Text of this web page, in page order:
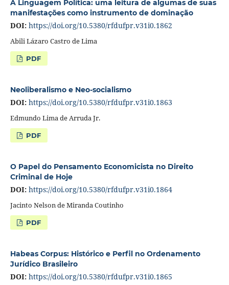
A Linguagem Política: uma leitura de algumas de suas
manifestações como instrumento de dominação
DOI: https://doi.org/10.5380/rfdufpr.v31i0.1862
Abili Lázaro Castro de Lima
PDF
Neoliberalismo e Neo-socialismo
DOI: https://doi.org/10.5380/rfdufpr.v31i0.1863
Edmundo Lima de Arruda Jr.
PDF
O Papel do Pensamento Economicista no Direito
Criminal de Hoje
DOI: https://doi.org/10.5380/rfdufpr.v31i0.1864
Jacinto Nelson de Miranda Coutinho
PDF
Habeas Corpus: Histórico e Perfil no Ordenamento
Jurídico Brasileiro
DOI: https://doi.org/10.5380/rfdufpr.v31i0.1865